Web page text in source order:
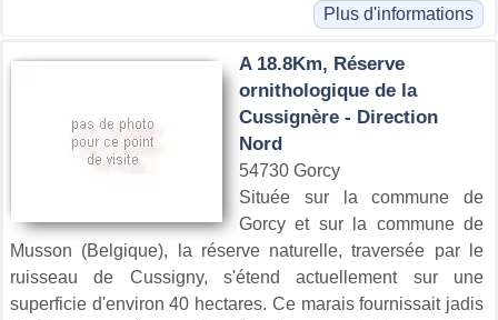
Plus d'informations
A 18.8Km, Réserve
ornithologique de la
Cussignère - Direction
Nord
54730 Gorcy
Située sur la commune de
Gorcy et sur la commune de
Musson (Belgique), la réserve naturelle, traversée par le
ruisseau de Cussigny, s'étend actuellement sur une
superficie d'environ 40 hectares. Ce marais fournissait jadis